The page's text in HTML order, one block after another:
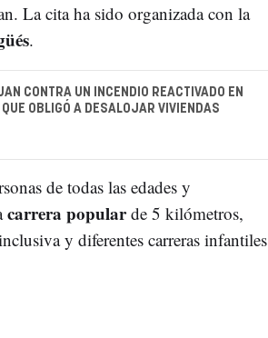
La cita ha sido organizada con la
.
CONTRA UN INCENDIO REACTIVADO EN
OBLIGÓ A DESALOJAR VIVIENDAS
de todas las edades y
carrera popularde 5 kilómetros,
y diferentes carreras infantiles